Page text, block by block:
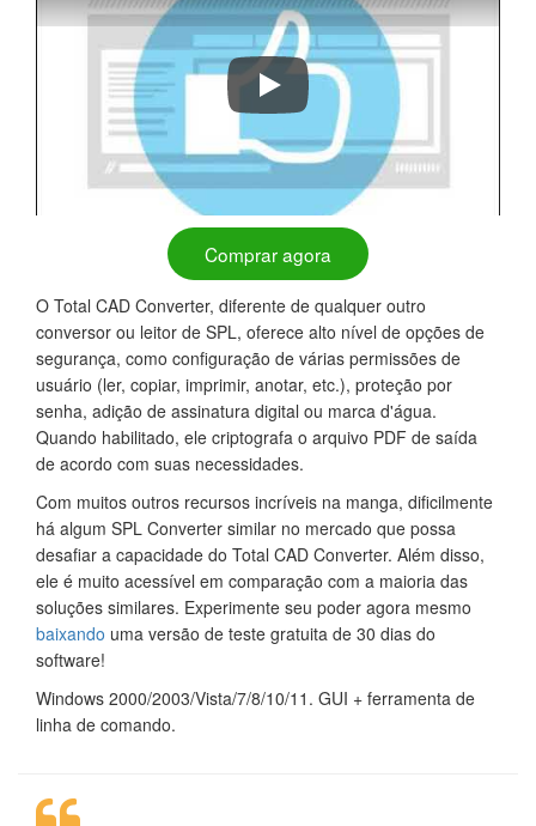
Total CAD Converter
Comprar agora
O Total CAD Converter, diferente de qualquer outro
conversor ou leitor de SPL, oferece alto nível de opções de
segurança, como configuração de várias permissões de
usuário (ler, copiar, imprimir, anotar, etc.), proteção por
senha, adição de assinatura digital ou marca d'água.
Quando habilitado, ele criptografa o arquivo PDF de saída
de acordo com suas necessidades.
Com muitos outros recursos incríveis na manga, dificilmente
há algum SPL Converter similar no mercado que possa
desafiar a capacidade do Total CAD Converter. Além disso,
ele é muito acessível em comparação com a maioria das
soluções similares. Experimente seu poder agora mesmo
baixando uma versão de teste gratuita de 30 dias do
software!
Windows 2000/2003/Vista/7/8/10/11. GUI + ferramenta de
linha de comando.